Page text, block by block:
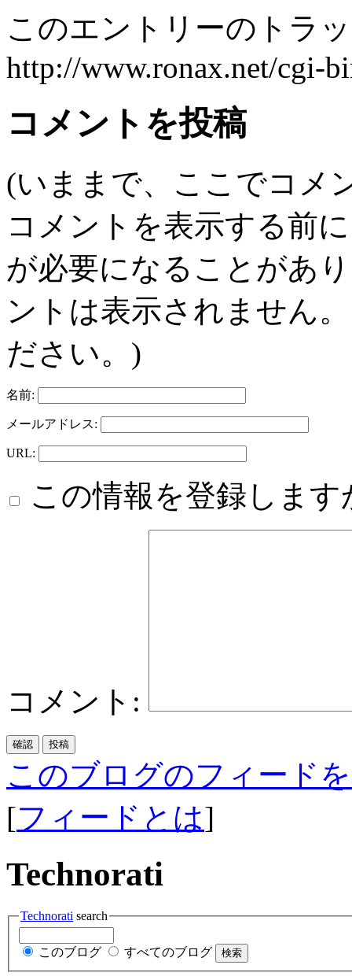
このエントリーのトラ
http://www.ronax.net/cgi-
コメントを投稿
(いままで、ここでコメ
コメントを表示する前
が必要になることがあ
ントは表示されません
ださい。)
名前:
メールアドレス:
URL:
この情報を登録します
コメント:
このブログのフィード
[フィードとは]
Technorati
Technorati search
このブログ すべてのブログ